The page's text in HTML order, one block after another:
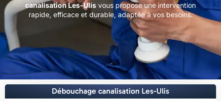
canalisation Les-Ulis vous propose une intervention
rapide, efficace et durable, adaptée à vos besoins.
Débouchage canalisation Les-Ulis